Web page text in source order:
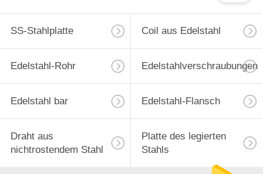
SS-Stahlplatte Coil aus Edelstahl
Edelstahl-Rohr Edelstahlverschraubungen
Edelstahl bar Edelstahl-Flansch
Draht aus
nichtrostendem Stahl
Platte des legierten
Stahls